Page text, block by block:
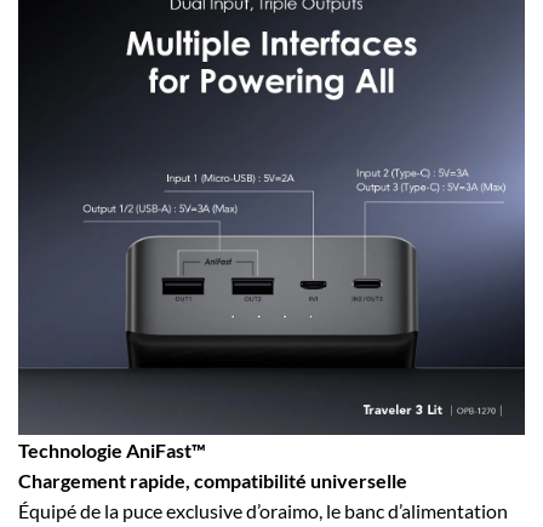
Technologie AniFast™
Chargement rapide, compatibilité universelle
Équipé de la puce exclusive d’oraimo, le banc d’alimentation